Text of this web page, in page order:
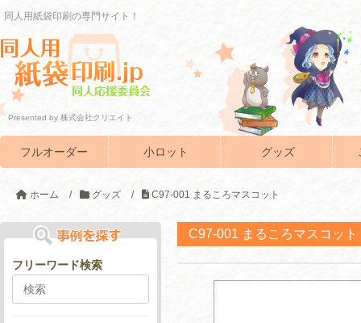
同人用紙袋印刷の専門サイト！
Presented by 株式会社クリエイト
フルオーダー 小ロット グッズ
ホーム / グッズ / C97-001 まるころマスコット
C97-001 まるころマスコット
フリーワード検索